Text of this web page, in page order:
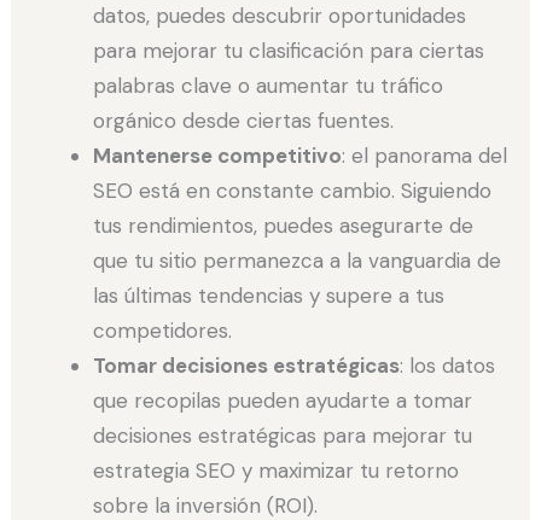
datos, puedes descubrir oportunidades
para mejorar tu clasificación para ciertas
palabras clave o aumentar tu tráfico
orgánico desde ciertas fuentes.
Mantenerse competitivo: el panorama del
SEO está en constante cambio. Siguiendo
tus rendimientos, puedes asegurarte de
que tu sitio permanezca a la vanguardia de
las últimas tendencias y supere a tus
competidores.
Tomar decisiones estratégicas: los datos
que recopilas pueden ayudarte a tomar
decisiones estratégicas para mejorar tu
estrategia SEO y maximizar tu retorno
sobre la inversión (ROI).